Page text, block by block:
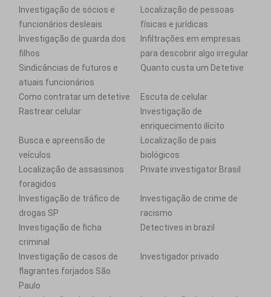
Investigação de sócios e
funcionários desleais
Localização de pessoas
físicas e jurídicas
Investigação de guarda dos
filhos
Infiltrações em empresas
para descobrir algo irregular
Sindicâncias de futuros e
atuais funcionários
Quanto custa um Detetive
Como contratar um detetive
Escuta de celular
Rastrear celular
Investigação de
enriquecimento ilícito
Busca e apreensão de
veículos
Localização de pais
biológicos
Localização de assassinos
foragidos
Private investigator Brasil
Investigação de tráfico de
drogas SP
Investigação de crime de
racismo
Investigação de ficha
criminal
Detectives in brazil
Investigação de casos de
flagrantes forjados São
Paulo
Investigador privado